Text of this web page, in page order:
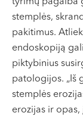
stemplės,
pakitimus.
endoskopiją
piktybinius
patologijos. „Iš
stemplės
erozijas ir